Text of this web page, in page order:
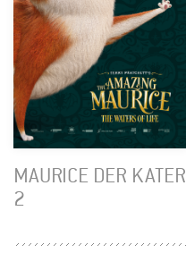
MAURICE DER KATER
2